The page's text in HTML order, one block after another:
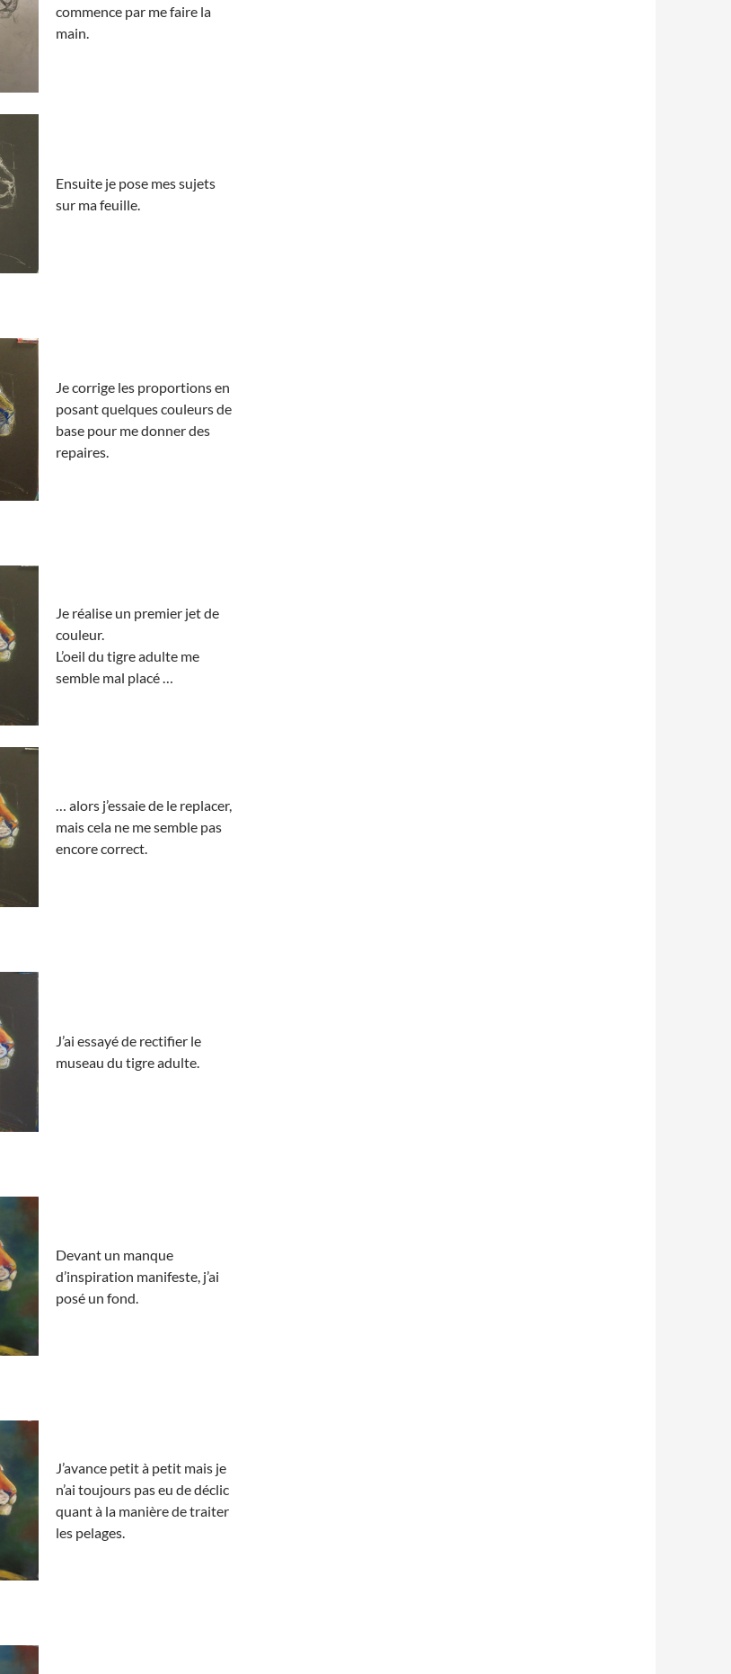
commence par me faire la
main.
Ensuite je pose mes sujets
sur ma feuille.
Je corrige les proportions en
posant quelques couleurs de
base pour me donner des
repaires.
Je réalise un premier jet de
couleur.
L’oeil du tigre adulte me
semble mal placé …
… alors j’essaie de le replacer,
mais cela ne me semble pas
encore correct.
J’ai essayé de rectifier le
museau du tigre adulte.
Devant un manque
d’inspiration manifeste, j’ai
posé un fond.
J’avance petit à petit mais je
n’ai toujours pas eu de déclic
quant à la manière de traiter
les pelages.